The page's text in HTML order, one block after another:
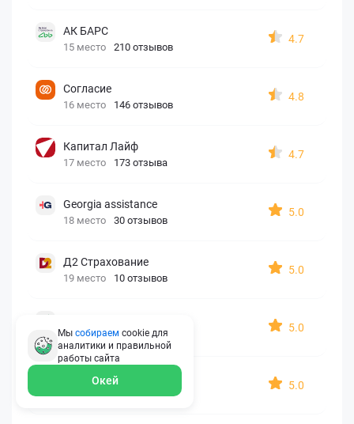
АК БАРС
15 место 210 отзывов
4.7
Согласие
16 место 146 отзывов
4.8
Капитал Лайф
17 место 173 отзыва
4.7
Georgia assistance
18 место 30 отзывов
5.0
Д2 Страхование
19 место 10 отзывов
5.0
20 место 7 отзывов
5.0
OxySport
5.0
Мы собираем cookie для
аналитики и правильной
работы сайта
Окей